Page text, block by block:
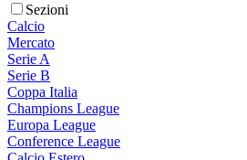
Sezioni
Calcio
Mercato
Serie A
Serie B
Coppa Italia
Champions League
Europa League
Conference League